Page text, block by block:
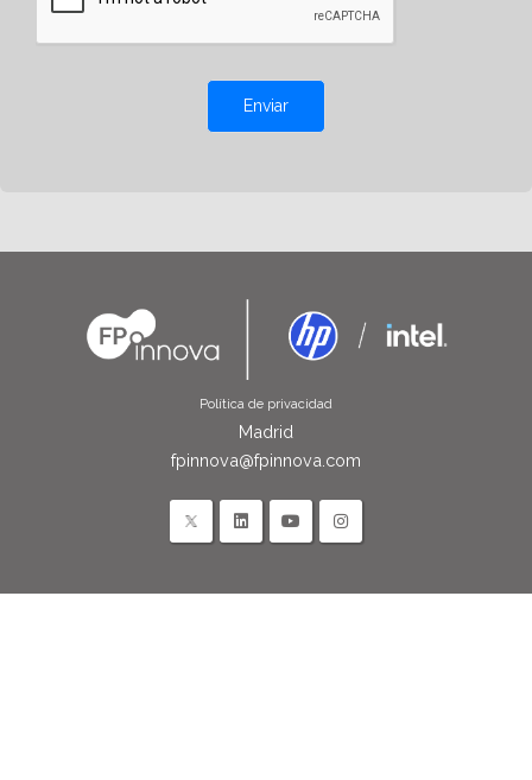
Enviar
Política de privacidad
Madrid
fpinnova@fpinnova.com